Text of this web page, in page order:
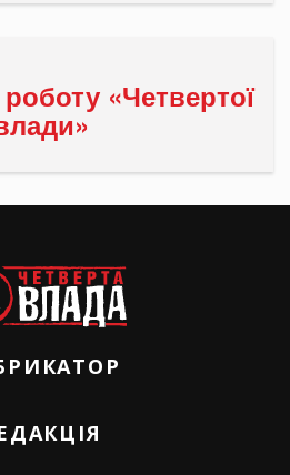
«Четвертої